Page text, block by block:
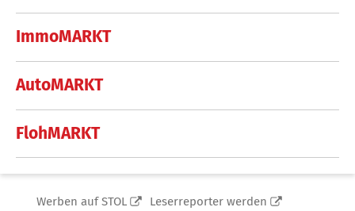
ImmoMARKT
AutoMARKT
FlohMARKT
Werben auf STOL
Leserreporter werden